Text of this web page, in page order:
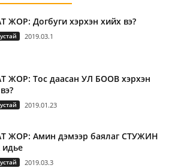
ЖОР: Догбуги хэрхэн хийх вэ?
2019.03.1
ЖОР: Тос даасан УЛ БООВ хэрхэн
2019.01.23
ЖОР: Амин дэмээр баялаг СТУЖИН
2019.03.3